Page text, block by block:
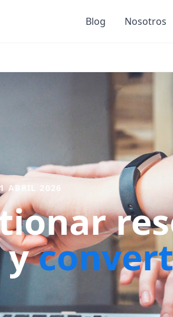
Blog Nosotros
ABRIL 2026
y